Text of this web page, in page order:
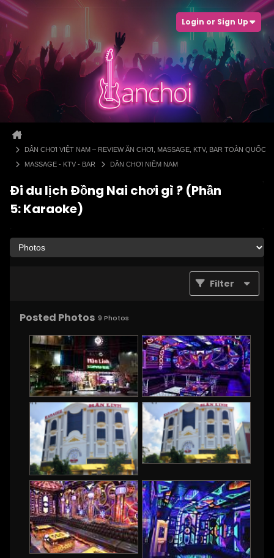
Login or Sign Up
DÂN CHƠI VIỆT NAM – REVIEW ĂN CHƠI, MASSAGE, KTV, BAR TOÀN QUỐC
MASSAGE - KTV - BAR
DÂN CHƠI NIỀM NAM
Đi du lịch Đồng Nai chơi gì ? (Phần
5: Karaoke)
Filter
Posted Photos 9 Photos